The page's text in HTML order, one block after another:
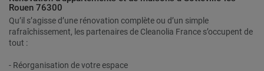
Rouen 76300
Qu’il s’agisse d’une rénovation complète ou d’un simple
rafraîchissement, les partenaires de Cleanolia France s’occupent de
tout :
- Réorganisation de votre espace